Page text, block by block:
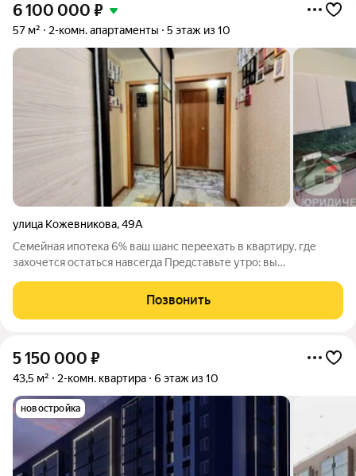
6 100 000 ₽
57 м² 2-комн. апартаменты 5 этаж из 10
улица Кожевникова,49А
Семейная ипотека 6% ваш шанс переехать в квартиру, где
захочется остаться навсегда Представьте утро: вы
Позвонить
5 150 000 ₽
43,5 м² 2-комн. квартира 6 этаж из 10
новостройка